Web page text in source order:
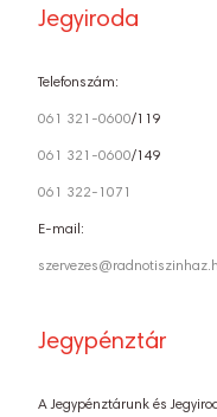
Jegyiroda
Telefonszám:
061 321-0600/119
061 321-0600/149
061 322-1071
E-mail:
Jegypénztár
A Jegypénztárunk és